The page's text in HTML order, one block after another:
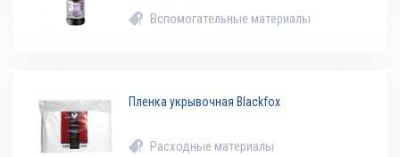
Вспомогательные материалы
Пленка укрывочная Blackfox
Расходные материалы